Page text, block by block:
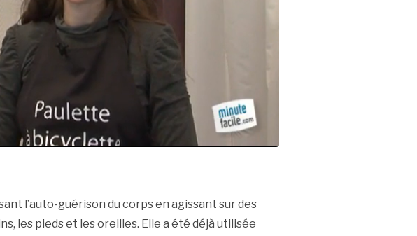
l’auto-guérison du corps en agissant sur des
les pieds et les oreilles. Elle a été déjà utilisée